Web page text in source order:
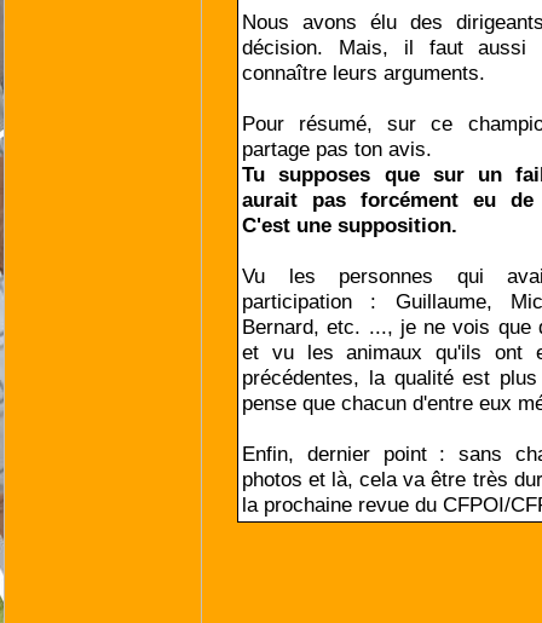
Nous avons élu des
décision. Mais, il faut aussi
connaître leurs arguments.
Pour résumé, sur ce
partage pas ton avis.
Tu supposes que sur un
aurait pas forcément eu de
C'est une supposition.
Vu les personnes qui
participation : Guillaume,
Bernard, etc. ..., je ne vois que
et vu les animaux qu'ils ont
précédentes, la qualité est
pense que chacun d'entre eux
Enfin, dernier point : sans
photos et là, cela va être très
la prochaine revue du CFPOI/